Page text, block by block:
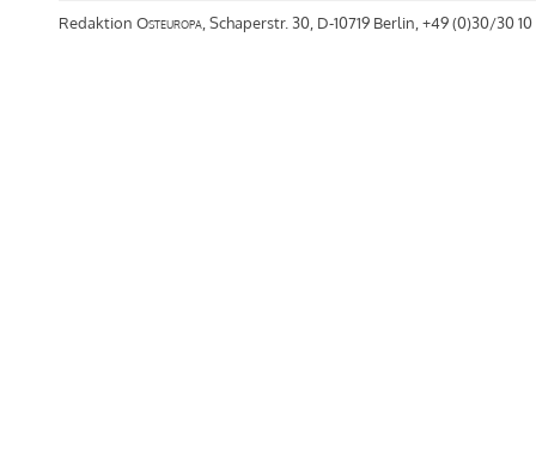
Redaktion Osteuropa , Schaperstr. 30, D-10719 Berlin, +49 (0)30/30